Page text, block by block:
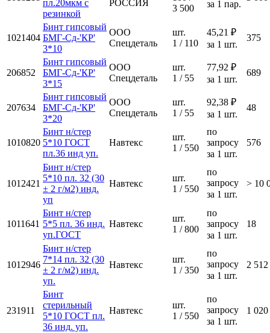
пл.20мкм с
резинкой
РОССИЯ
3 500
за 1 пар.
1021404
Бинт гипсовый
БМГ-Сд-'КР'
3*10
ООО
Спецдеталь
шт.
1 / 110
45,21 ₽
за 1 шт.
375
206852
Бинт гипсовый
БМГ-Сд-'КР'
3*15
ООО
Спецдеталь
шт.
1 / 55
77,92 ₽
за 1 шт.
689
207634
Бинт гипсовый
БМГ-Сд-'КР'
3*20
ООО
Спецдеталь
шт.
1 / 55
92,38 ₽
за 1 шт.
48
1010820
Бинт н/стер
5*10 ГОСТ
пл.36 инд уп.
Навтекс
шт.
1 / 550
по
запросу
за 1 шт.
576
1012421
Бинт н/стер
5*10 пл. 32 (30
± 2 г/м2) инд.
уп
Навтекс
шт.
1 / 550
по
запросу
за 1 шт.
> 10
1011641
Бинт н/стер
5*5 пл. 36 инд.
уп.ГОСТ
Навтекс
шт.
1 / 800
по
запросу
за 1 шт.
18
1012946
Бинт н/стер
7*14 пл. 32 (30
± 2 г/м2) инд.
уп.
Навтекс
шт.
1 / 350
по
запросу
за 1 шт.
2 512
231911
Бинт
стерильный
5*10 ГОСТ пл.
36 инд. уп.
Навтекс
шт.
1 / 550
по
запросу
за 1 шт.
1 020